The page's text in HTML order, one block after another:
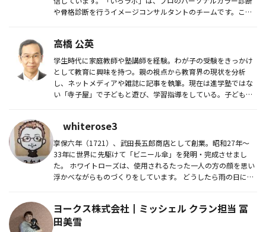
や骨格診断を行うイメージコンサルタントのチームです。これ
高橋 公英
学生時代に家庭教師や塾講師を経験。わが子の受験をきっかけ
として教育に興味を持つ。親の視点から教育界の現状を分析
し、ネットメディアや雑誌に記事を執筆。現在は進学塾ではな
い「寺子屋」で子どもと遊び、学習指導をしている。子どもの
whiterose3
享保六年（1721）、武田長五郎商店として創業。昭和27年〜
33年に世界に先駆けて「ビニール傘」を発明・完成させまし
た。 ホワイトローズは、使用されるたった一人の方の顔を思い
浮かべながらものづくりをしています。 どうしたら雨の日に、
ヨークス株式会社┃ミッシェル クラン担当 冨
田美雪